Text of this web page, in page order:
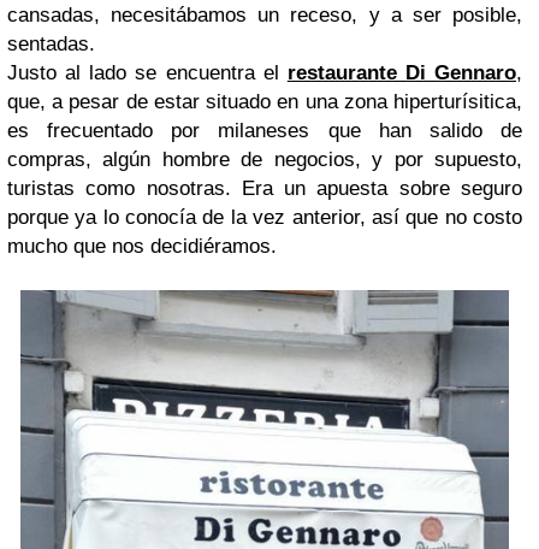
cansadas, necesitábamos un receso, y a ser posible,
sentadas.
Justo al lado se encuentra el restaurante Di Gennaro,
que, a pesar de estar situado en una zona hiperturísitica,
es frecuentado por milaneses que han salido de
compras, algún hombre de negocios, y por supuesto,
turistas como nosotras. Era un apuesta sobre seguro
porque ya lo conocía de la vez anterior, así que no costo
mucho que nos decidiéramos.